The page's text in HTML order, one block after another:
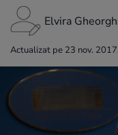
Elvira
Actualizat pe 23 nov.